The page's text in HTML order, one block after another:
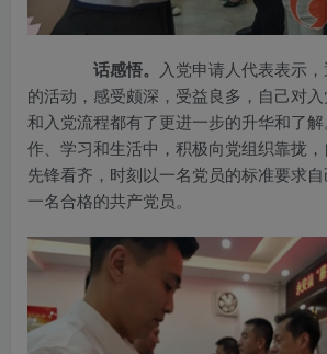
话感悟。
入党申请人代表表示
的活动，感受颇深，受益良多，自己对
和入党流程都有了更进一步的升华和了
作、学习和生活中，积极向党组织靠拢
先锋看齐，时刻以一名党员的标准要求
一名合格的共产党员。